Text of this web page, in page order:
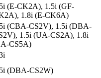
(E-CK2A), 1.5i (GF-
1.8i (E-CK6A)
(CBA-CS2V), 1.5i (DBA-
1.5i (UA-CS2A), 1.8i
CS5A)
(DBA-CS2W)